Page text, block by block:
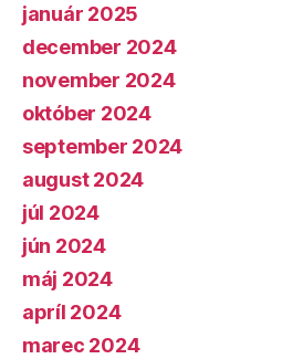
január 2025
december 2024
november 2024
október 2024
september 2024
august 2024
júl 2024
jún 2024
máj 2024
apríl 2024
marec 2024